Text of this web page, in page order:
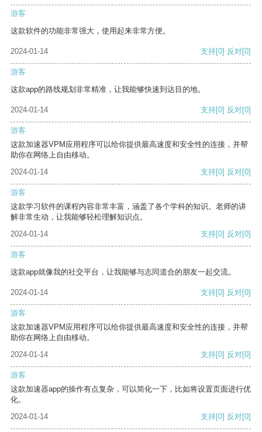
游客
这款软件的功能非常强大，使用起来非常方便。
2024-01-14 支持[0] 反对[0]
游客
这款app的路线规划非常精准，让我能够快速到达目的地。
2024-01-14 支持[0] 反对[0]
游客
这款加速器VPM应用程序可以给你提供最高速度和安全性的连接，并帮
助你在网络上自由移动。
2024-01-14
支持[0] 反对[0]
游客
这款学习软件的课程内容非常丰富，涵盖了各个学科的知识。老师的讲
解非常生动，让我能够轻松理解知识点。
2024-01-14
支持[0] 反对[0]
游客
这款app就像我的社交平台，让我能够与志同道合的朋友一起交流。
2024-01-14 支持[0] 反对[0]
游客
这款加速器VPM应用程序可以给你提供最高速度和安全性的连接，并帮
助你在网络上自由移动。
2024-01-14
支持[0] 反对[0]
游客
这款加速器app的操作有点复杂，可以简化一下，比如将设置页面进行优
化。
2024-01-14
支持[0] 反对[0]